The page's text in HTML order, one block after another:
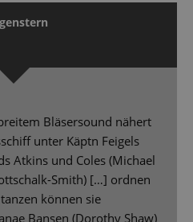
Bläsersound nähert
unter Käptn Feigels
Atkins und Coles (Michael
Smith) […] ordnen
können sie
Bansen (Dorothy Shaw)